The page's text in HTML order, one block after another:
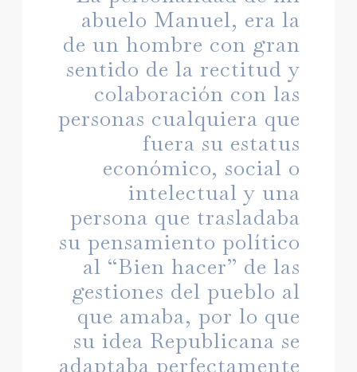
abuelo Manuel, era la
de un hombre con gran
sentido de la rectitud y
colaboración con las
personas cualquiera que
fuera su estatus
económico, social o
intelectual y una
persona que trasladaba
su pensamiento político
al “Bien hacer” de las
gestiones del pueblo al
que amaba, por lo que
su idea Republicana se
adaptaba perfectamente